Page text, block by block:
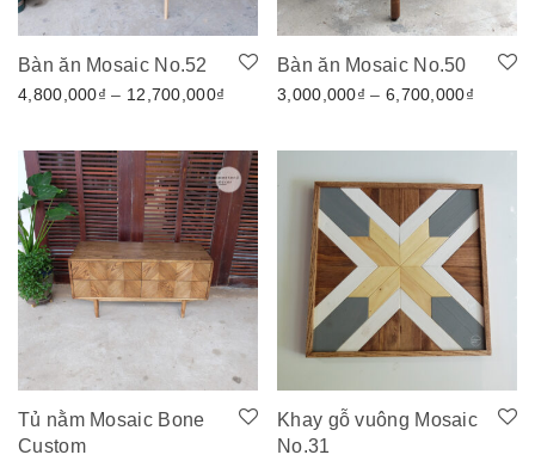
Bàn ăn Mosaic No.52
4,800,000₫ – 12,700,000₫ Khoảng giá: từ 4,800,000₫ đến
Bàn ăn Mosaic No.50
3,000,000₫ – 6,700,000₫
Tủ nằm Mosaic Bone
Custom
Khay gỗ vuông Mosaic
No.31